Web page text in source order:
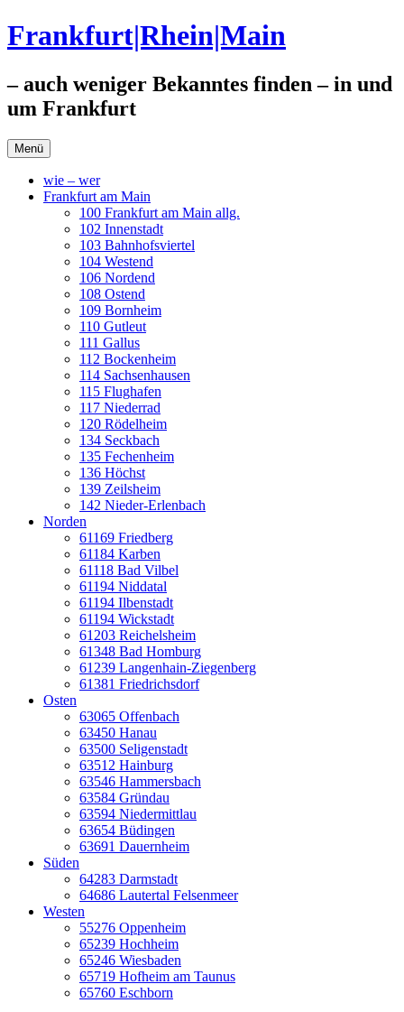
Zum
Inhalt
Frankfurt|Rhein|Main
– auch weniger Bekanntes finden – in und
um Frankfurt
Menü
wie – wer
Frankfurt am Main
100 Frankfurt am Main allg.
102 Innenstadt
103 Bahnhofsviertel
104 Westend
106 Nordend
108 Ostend
109 Bornheim
110 Gutleut
111 Gallus
112 Bockenheim
114 Sachsenhausen
115 Flughafen
117 Niederrad
120 Rödelheim
134 Seckbach
135 Fechenheim
136 Höchst
139 Zeilsheim
142 Nieder-Erlenbach
Norden
61169 Friedberg
61184 Karben
61118 Bad Vilbel
61194 Niddatal
61194 Ilbenstadt
61194 Wickstadt
61203 Reichelsheim
61348 Bad Homburg
61239 Langenhain-Ziegenberg
61381 Friedrichsdorf
Osten
63065 Offenbach
63450 Hanau
63500 Seligenstadt
63512 Hainburg
63546 Hammersbach
63584 Gründau
63594 Niedermittlau
63654 Büdingen
63691 Dauernheim
Süden
64283 Darmstadt
64686 Lautertal Felsenmeer
Westen
55276 Oppenheim
65239 Hochheim
65246 Wiesbaden
65719 Hofheim am Taunus
65760 Eschborn